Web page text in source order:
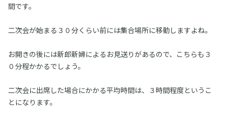
間です。
二次会が始まる３０分くらい前には集合場所に移動しますよね。
お開きの後には新郎新婦によるお見送りがあるので、こちらも３
０分程かかるでしょう。
二次会に出席した場合にかかる平均時間は、３時間程度というこ
とになります。